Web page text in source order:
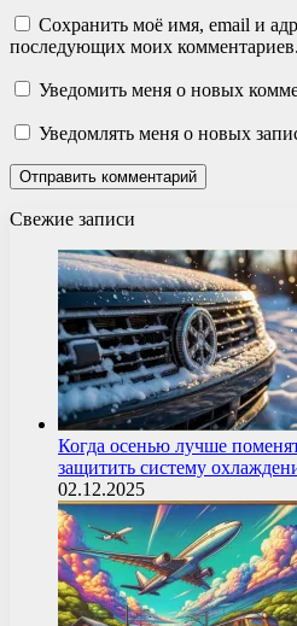
Сохранить моё имя, email и
последующих моих комментариев.
Уведомить меня о новых
Уведомлять меня о новых
Свежие записи
Когда осенью лучше
защитить систему
02.12.2025